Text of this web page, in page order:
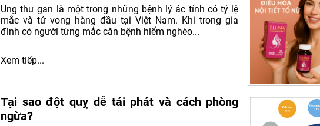
Ung thư gan là một trong những bệnh lý ác tính có tỷ lệ
mắc và tử vong hàng đầu tại Việt Nam. Khi trong gia
đình có người từng mắc căn bệnh hiểm nghèo...
Xem tiếp...
Tại sao đột quỵ dễ tái phát và cách phòng
ngừa?